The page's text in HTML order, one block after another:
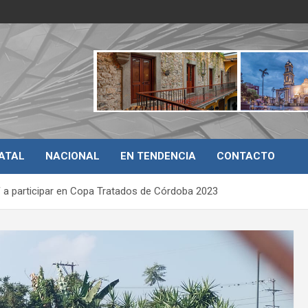
NACIONAL EN TENDENCIA CONTACTO
participar en Copa Tratados de Córdoba 2023